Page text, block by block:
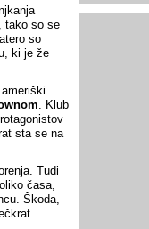
tako so se
so
ki je že
. Klub
sta se na
Tudi
časa,
Škoda,
...